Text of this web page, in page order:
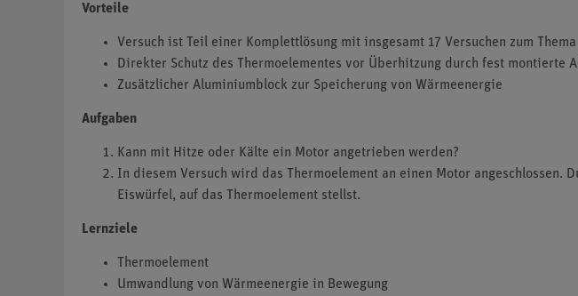
Vorteile
Versuch ist Teil einer Komplettlösung mit insgesamt 17 Versuchen zum
Direkter Schutz des Thermoelementes vor Überhitzung durch fest montierte
Zusätzlicher Aluminiumblock zur Speicherung von Wärmeenergie
Aufgaben
Kann mit Hitze oder Kälte ein Motor angetrieben werden?
In diesem Versuch wird das Thermoelement an einen Motor angeschlossen.
Eiswürfel, auf das Thermoelement stellst.
Lernziele
Thermoelement
Umwandlung von Wärmeenergie in Bewegung